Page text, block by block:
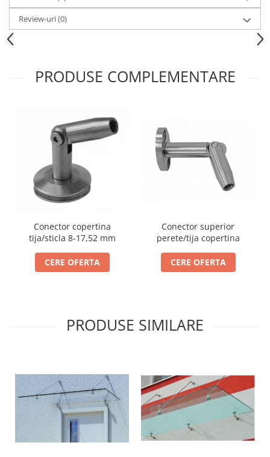
Review-uri(0)
PRODUSE COMPLEMENTARE
Conector copertina
tija/sticla 8-17,52 mm
CERE OFERTA
Conector superior
perete/tija copertina
CERE OFERTA
PRODUSE SIMILARE